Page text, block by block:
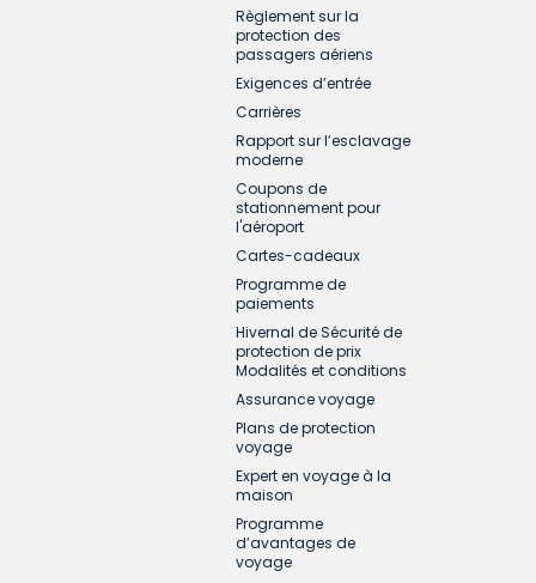
Règlement sur la
protection des
passagers aériens
Exigences d’entrée
Carrières
Rapport sur l’esclavage
moderne
Coupons de
stationnement pour
l'aéroport
Cartes-cadeaux
Programme de
paiements
Hivernal de Sécurité de
protection de prix
Modalités et conditions
Assurance voyage
Plans de protection
voyage
Expert en voyage à la
maison
Programme
d’avantages de
voyage